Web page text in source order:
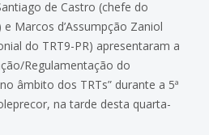
de Castro (chefe do
Marcos d’Assumpção Zaniol
do TRT9-PR) apresentaram a
Regulamentação do
âmbito dos TRTs” durante a 5ª
na tarde desta quarta-